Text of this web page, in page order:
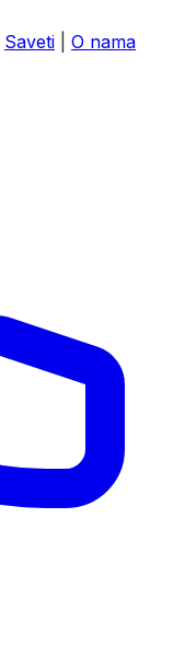
Saveti
O nama